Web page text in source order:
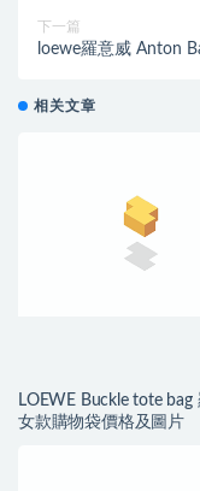
下一篇
loewe羅意威 Anton
相关文章
LOEWE Buckle tote bag
女款購物袋價格及圖片